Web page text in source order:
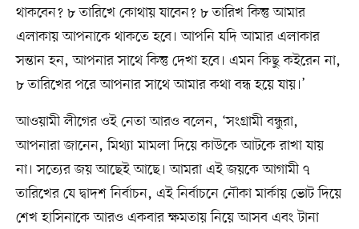
থাকবেন? ৮ তারিখে কোথায় যাবেন? ৮ তারিখ কিন্তু আমার
এলাকায় আপনাকে থাকতে হবে। আপনি যদি আমার এলাকার
সন্তান হন, আপনার সাথে কিন্তু দেখা হবে। এমন কিছু কইরেন না,
৮ তারিখের পরে আপনার সাথে আমার কথা বন্ধ হয়ে যায়।’
আওয়ামী লীগের ওই নেতা আরও বলেন, ‘সংগ্রামী বন্ধুরা,
আপনারা জানেন, মিথ্যা মামলা দিয়ে কাউকে আটকে রাখা যায়
না। সত্যের জয় আছেই আছে। আমরা এই জয়কে আগামী ৭
তারিখের যে দ্বাদশ নির্বাচন, এই নির্বাচনে নৌকা মার্কায় ভোট দিয়ে
শেখ হাসিনাকে আরও একবার ক্ষমতায় নিয়ে আসব এবং টানা